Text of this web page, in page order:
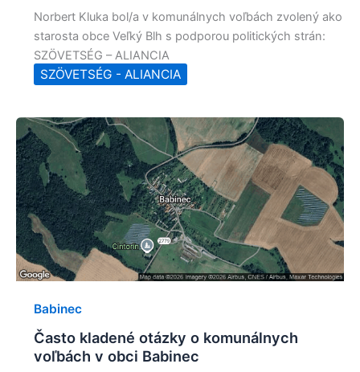
Norbert Kluka bol/a v komunálnych voľbách zvolený ako
starosta obce Veľký Blh s podporou politických strán:
SZÖVETSÉG – ALIANCIA
SZÖVETSÉG - ALIANCIA
Babinec
Často kladené otázky o komunálnych
voľbách v obci Babinec